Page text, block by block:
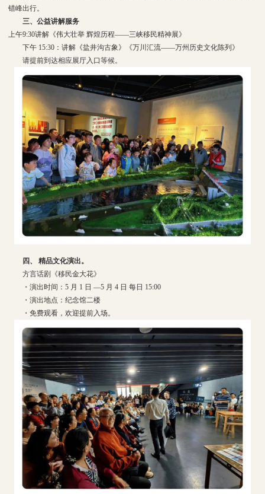
错峰出行。
三、公益讲解服务
上午9:30讲解《伟大壮举 辉煌历程——三峡移民精神展》
下午 15:30：讲解《盐井沟古象》《万川汇流——万州历史文化陈列》
请提前到达相应展厅入口等候。
四、 精品文化演出。
方言话剧《移民金大花》
・演出时间：5 月 1 日 —5 月 4 日 每日 15:00
・演出地点：纪念馆二楼
・免费观看，欢迎提前入场。